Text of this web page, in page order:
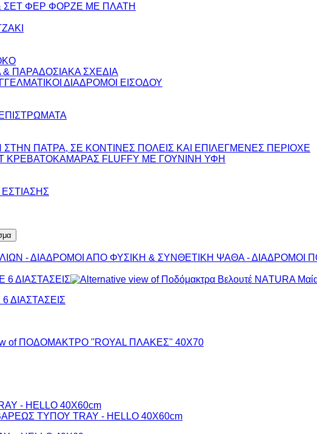
ΣΕΤ ΦΕΡ ΦΟΡΖΕ ΜΕ ΠΛΑΤΗ
ΠΑΡΑΔΟΣΙΑΚΑ ΣΧΕΔΙΑ
ΔΙΑΔΡΟΜΟΙ ΕΙΣΟΔΟΥ
ΠΑΤΡΑ, ΣΕ ΚΟΝΤΙΝΕΣ ΠΟΛΕΙΣ ΚΑΙ ΕΠΙΛΕΓΜΕΝΕΣ ΠΕΡΙΟΧΕ
ΚΡΕΒΑΤΟΚΑΜΑΡΑΣ FLUFFY ΜΕ ΓΟΥΝΙΝΗ ΥΦΗ
- ΔΙΑΔΡΟΜΟΙ ΑΠΟ ΦΥΣΙΚΗ & ΣΥΝΘΕΤΙΚΗ ΨΑΘΑ - ΔΙΑΔΡΟΜΟΙ
6 ΔΙΑΣΤΑΣΕΙΣ